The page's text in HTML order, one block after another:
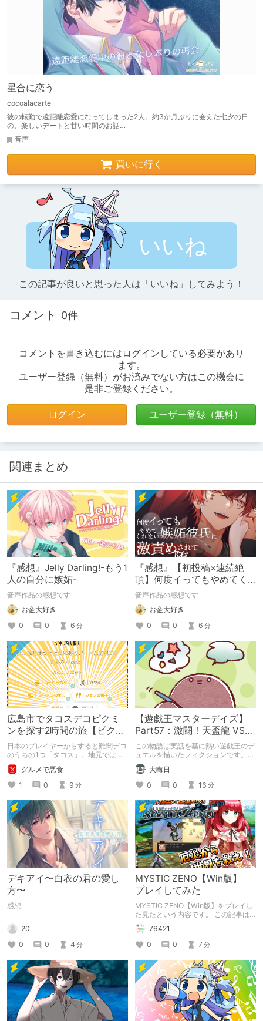
星合に恋う
cocoalacarte
彼の転勤で遠距離恋愛になってしまった2人。約3か月ぶりに会えた七夕の日
の、楽しいデートと甘い時間のお話…
音声
買いに行く
いいね
この記事が良いと思った人は「いいね」してみよう！
コメント 0件
コメントを書き込むにはログインしている必要があり
ます。
ユーザー登録（無料）がお済みでない方はこの機会に
是非ご登録ください。
ログイン ユーザー登録（無料）
関連まとめ
『感想』Jelly Darling!-もう1
人の自分に嫉妬-
音声作品の感想です
お金大好き
0
0 6 分
『感想』【初投稿×連続絶
頂】何度イってもやめてく
れない嫉妬彼氏に激責めさ
れて堕とされる。
音声作品の感想です
お金大好き
0
0 6 分
広島市でタコスデコピクミ
ンを探す2時間の旅【ピクミ
ンブルーム / Pikmin
Bloom】
日本のプレイヤーからすると難関デコ
のうちの1つ「タコス」。地元では見
つけられなかった男が広島で探す旅を
お送りします。ねくすと5月のテーマ
「お出かけの記録」。
グルメで悪食
1
0 9 分
【遊戯王マスターデイズ】
Part57：激闘！天盃龍 VS
千年D【架空デュエル】
この物語は実話を基に熱い遊戯王のデ
ュエルを描いたフィクションです。
（自分用メモ：2025-05-14）
大晦日
0
0 16 分
デキアイ〜白衣の君の愛し
方〜
感想
20
0
0 4 分
MYSTIC ZENO【Win版】
プレイしてみた
MYSTIC ZENO【Win版】をプレイし
た見たという内容です。 この記事は
通常のクリエイターズ記事です。
76421
0
0 7分